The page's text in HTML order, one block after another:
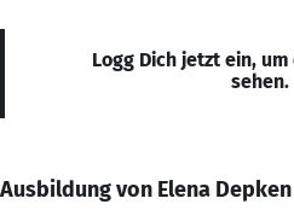
Logg Dich jetzt ein,
sehen.
Ausbildung von Elena Depken